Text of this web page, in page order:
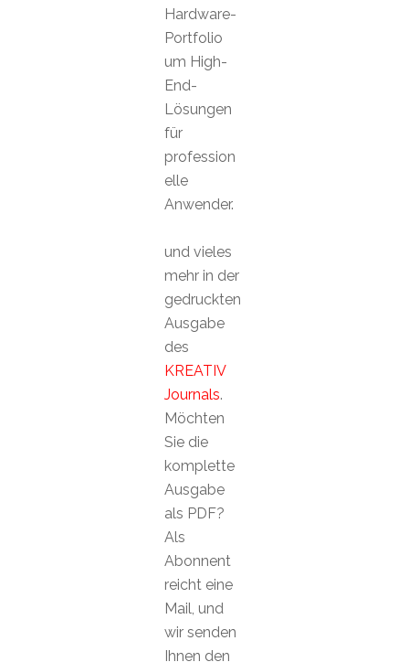
Hardware-
Portfolio
um High-
End-
Lösungen
für
profession
elle
Anwender.
und vieles
mehr in der
gedruckten
Ausgabe
des
KREATIV
Journals.
Möchten
Sie die
komplette
Ausgabe
als PDF?
Als
Abonnent
reicht eine
Mail, und
wir senden
Ihnen den